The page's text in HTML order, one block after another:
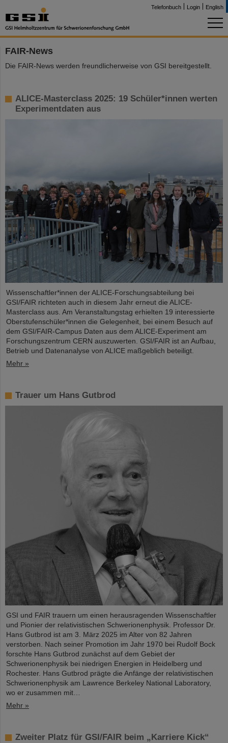
Telefonbuch Login English
FAIR-News
Die FAIR-News werden freundlicherweise von GSI bereitgestellt.
ALICE-Masterclass 2025: 19 Schüler*innen werten
Experimentdaten aus
Wissenschaftler*innen der ALICE-Forschungsabteilung bei
GSI/FAIR richteten auch in diesem Jahr erneut die ALICE-
Masterclass aus. Am Veranstaltungstag erhielten 19 interessierte
Oberstufenschüler*innen die Gelegenheit, bei einem Besuch auf
dem GSI/FAIR-Campus Daten aus dem ALICE-Experiment am
Forschungszentrum CERN auszuwerten. GSI/FAIR ist an Aufbau,
Betrieb und Datenanalyse von ALICE maßgeblich beteiligt.
Mehr »
Trauer um Hans Gutbrod
GSI und FAIR trauern um einen herausragenden Wissenschaftler
und Pionier der relativistischen Schwerionenphysik. Professor Dr.
Hans Gutbrod ist am 3. März 2025 im Alter von 82 Jahren
verstorben. Nach seiner Promotion im Jahr 1970 bei Rudolf Bock
forschte Hans Gutbrod zunächst auf dem Gebiet der
Schwerionenphysik bei niedrigen Energien in Heidelberg und
Rochester. Hans Gutbrod prägte die Anfänge der relativistischen
Schwerionenphysik am Lawrence Berkeley National Laboratory,
wo er zusammen mit…
Mehr »
Zweiter Platz für GSI/FAIR beim „Karriere Kick“